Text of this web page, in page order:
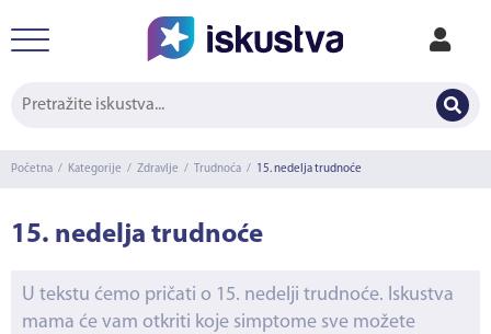
Početna / Kategorije / Zdravlje / Trudnoća / 15. nedelja trudnoće
15. nedelja trudnoće
U tekstu ćemo pričati o 15. nedelji trudnoće. Iskustva
mama će vam otkriti koje simptome sve možete